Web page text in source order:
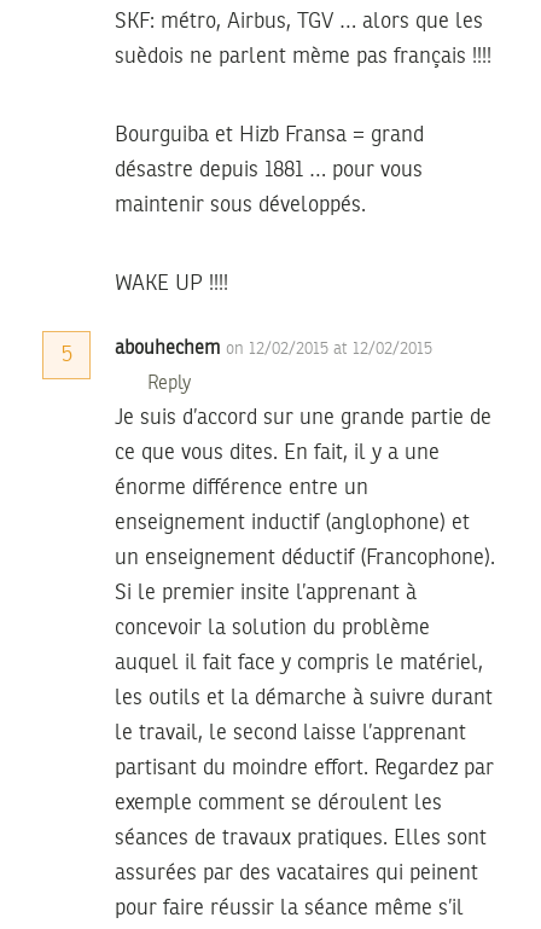
SKF: métro, Airbus, TGV … alors que les
suèdois ne parlent mème pas français !!!!
Bourguiba et Hizb Fransa = grand
désastre depuis 1881 … pour vous
maintenir sous développés.
WAKE UP !!!!
5 abouhechem on 12/02/2015 at 12/02/2015
Reply
Je suis d’accord sur une grande partie de
ce que vous dites. En fait, il y a une
énorme différence entre un
enseignement inductif (anglophone) et
un enseignement déductif (Francophone).
Si le premier insite l’apprenant à
concevoir la solution du problème
auquel il fait face y compris le matériel,
les outils et la démarche à suivre durant
le travail, le second laisse l’apprenant
partisant du moindre effort. Regardez par
exemple comment se déroulent les
séances de travaux pratiques. Elles sont
assurées par des vacataires qui peinent
pour faire réussir la séance même s’il